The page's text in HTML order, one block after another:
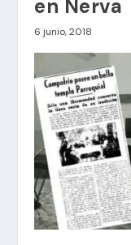
en Nerva
6 junio, 2018